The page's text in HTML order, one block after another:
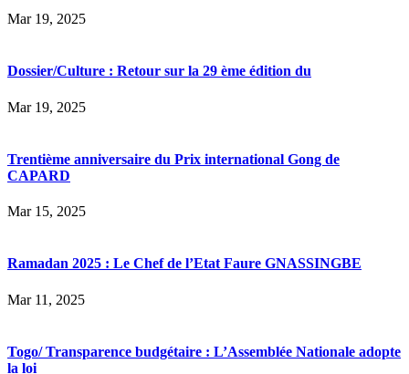
Mar 19, 2025
Dossier/Culture : Retour sur la 29 ème édition du
Mar 19, 2025
Trentième anniversaire du Prix international Gong de
CAPARD
Mar 15, 2025
Ramadan 2025 : Le Chef de l’Etat Faure GNASSINGBE
Mar 11, 2025
Togo/ Transparence budgétaire : L’Assemblée Nationale adopte
la loi